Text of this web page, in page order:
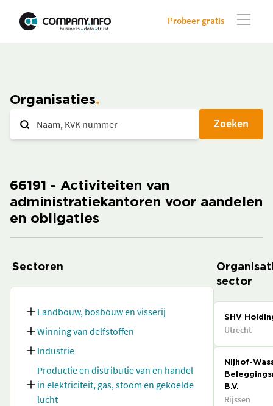
Probeer gratis
Organisaties
Zoeken
66191 - Activiteiten van
administratiekantoren voor aandelen
en obligaties
Sectoren
Landbouw, bosbouw en visserij
Winning van delfstoffen
Industrie
Productie en distributie van en handel
in elektriciteit, gas, stoom en gekoelde
lucht
sector
SHV
Utrecht
Nijhof-
B.V.
Rijssen